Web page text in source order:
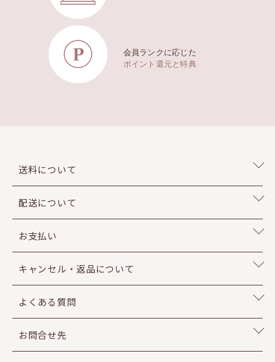
会員ランクに応じた
ポイント還元と特典
送料について
配送について
お支払い
キャンセル・返品について
よくある質問
お問合せ先